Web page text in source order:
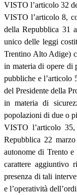
VISTO l’articolo 32
VISTO l’articolo 8,
della Repubblica 31
unico delle leggi
Trentino Alto Adige)
in materia di opere di
pubbliche e l’articolo
del Presidente della
in materia di
popolazioni di due o
VISTO l’articolo
Repubblica 22
autonome di Trento
carattere aggiuntivo
presenza di tali
e l’operatività